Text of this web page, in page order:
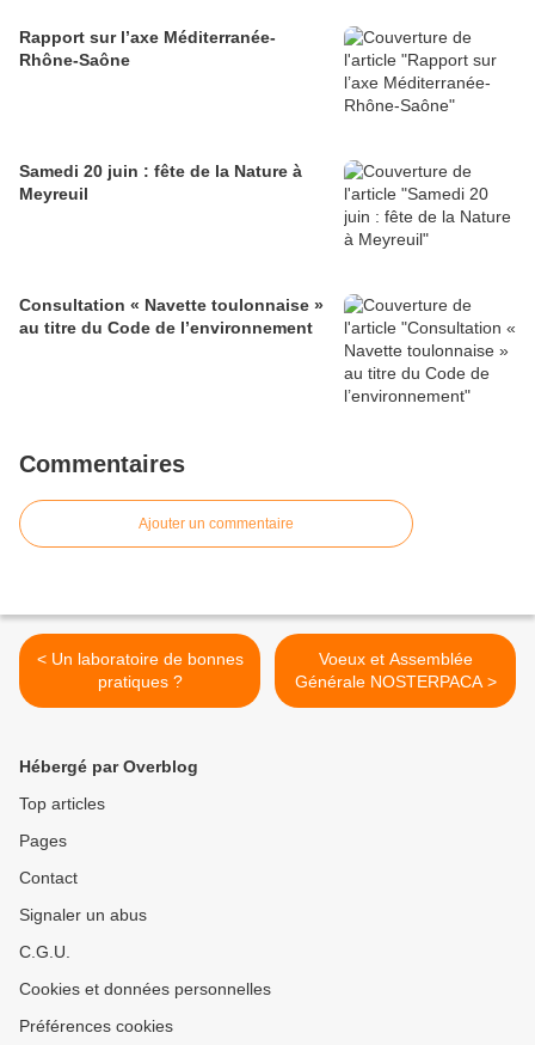
Rapport sur l’axe Méditerranée-
Rhône-Saône
Samedi 20 juin : fête de la Nature à
Meyreuil
Consultation « Navette toulonnaise »
au titre du Code de l’environnement
Commentaires
Ajouter un commentaire
< Un laboratoire de bonnes
pratiques ?
Voeux et Assemblée
Générale NOSTERPACA >
Hébergé par Overblog
Top articles
Pages
Contact
Signaler un abus
C.G.U.
Cookies et données personnelles
Préférences cookies